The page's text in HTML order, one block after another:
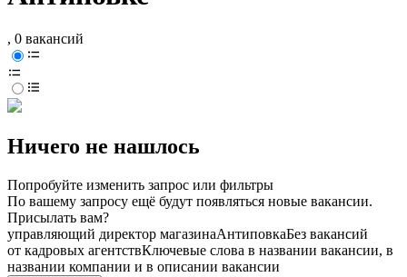
, 0 вакансий
Ничего не нашлось
Попробуйте изменить запрос или фильтры
По вашему запросу ещё будут появляться новые вакансии.
Присылать вам?
управляющий директор магазинаАнтиповкаБез вакансий
от кадровых агентствКлючевые слова в названии вакансии, в
названии компании и в описании вакансии